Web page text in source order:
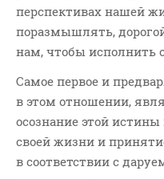
Аудио
Беседы По Бытие
Заметки
Изображения
Информация
Книга "Второе
перспективах нашей
поразмышлять,
нам, чтобы исполнить
Самое первое и
в этом отношении,
осознание этой
своей жизни и
в соответствии с